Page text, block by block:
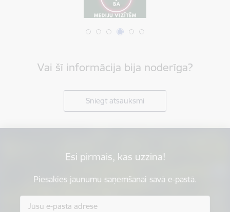
Vai šī informācija bija noderīga?
Sniegt atsauksmi
Esi pirmais, kas uzzina!
Piesakies jaunumu saņemšanai savā e-pastā.